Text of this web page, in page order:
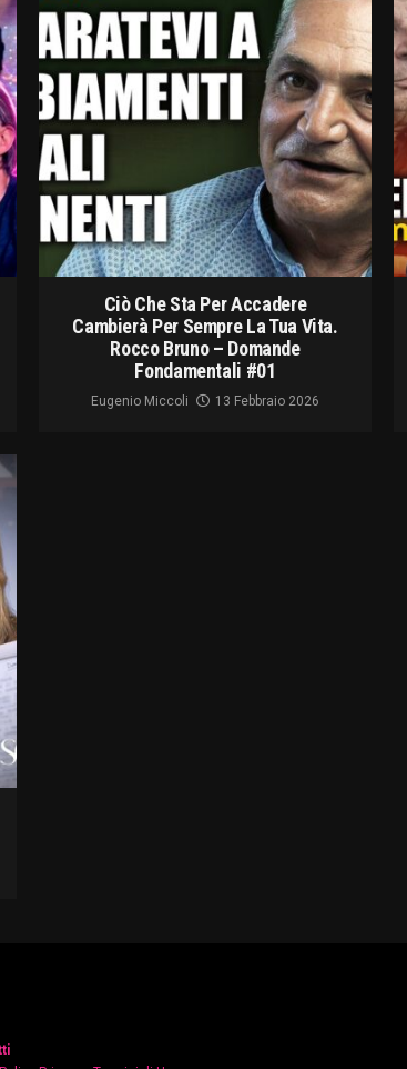
Ciò Che Sta Per Accadere
Cambierà Per Sempre La Tua Vita.
Rocco Bruno – Domande
Fondamentali #01
Eugenio Miccoli 13 Febbraio 2026